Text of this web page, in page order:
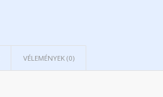
VÉLEMÉNYEK (0)